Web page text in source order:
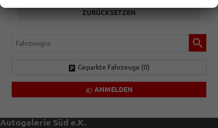
ZURÜCKSETZEN
Fahrzeugnr.
Geparkte Fahrzeuge (0)
ANMELDEN
Autogalerie Süd e.K.